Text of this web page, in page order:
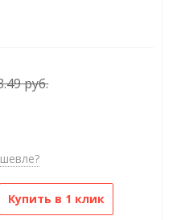
руб.
Купить в 1 клик